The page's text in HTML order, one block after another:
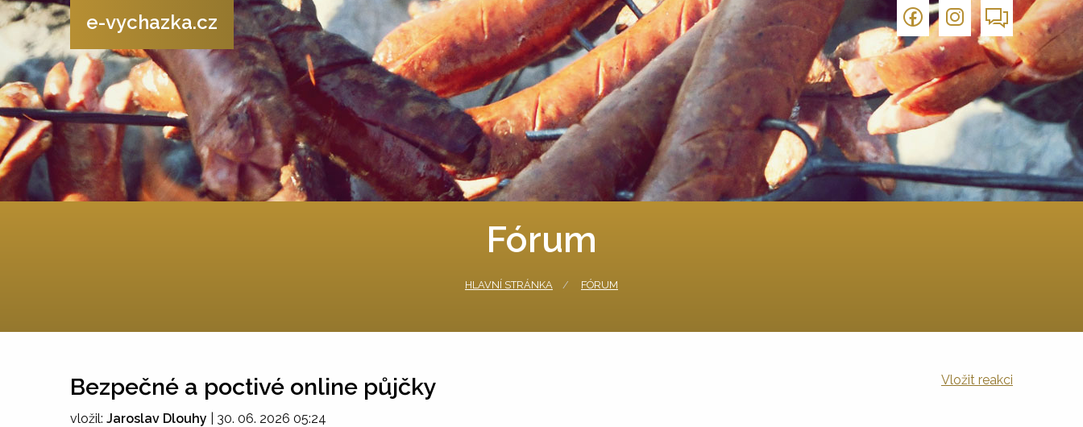
e-vychazka.cz
Fórum
HLAVNÍ STRÁNKA FÓRUM
Bezpečné a poctivé online půjčky Vložit reakci
vložil: Jaroslav Dlouhy 30. 06. 2026 05:24